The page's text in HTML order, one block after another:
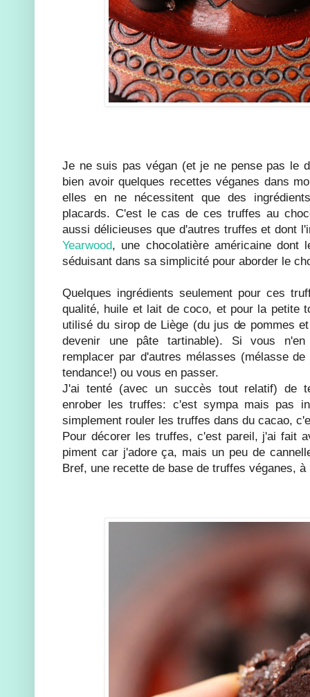
Je ne suis pas végan (et je ne pense pas le
bien avoir quelques recettes véganes dans
elles en ne nécessitent que des
placards. C'est le cas de ces truffes au
aussi délicieuses que d'autres truffes et dont
Yearwood, une chocolatière américaine dont
séduisant dans sa simplicité pour aborder le
Quelques ingrédients seulement pour ces
qualité, huile et lait de coco, et pour la petite
utilisé du sirop de Liège (du jus de pommes
devenir une pâte tartinable). Si vous
remplacer par d'autres mélasses (mélasse
tendance!) ou vous en passer.
J'ai tenté (avec un succès tout relatif) de
enrober les truffes: c'est sympa mais pas
simplement rouler les truffes dans du cacao,
Pour décorer les truffes, c'est pareil, j'ai fait
piment car j'adore ça, mais un peu de
Bref, une recette de base de truffes véganes,